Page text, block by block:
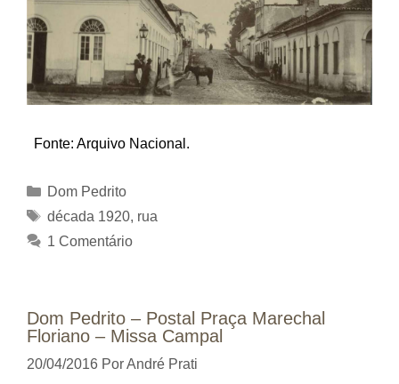
Fonte: Arquivo Nacional.
Categorias
Dom Pedrito
Tags
década 1920, rua
1 Comentário
Dom Pedrito – Postal Praça Marechal
Floriano – Missa Campal
20/04/2016 PorAndré Prati